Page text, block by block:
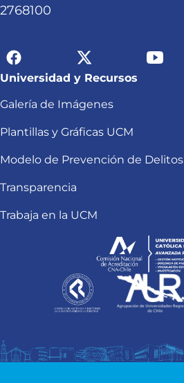
2768100
Universidad y Recursos
Galería de Imágenes
Plantillas y Gráficas UCM
Modelo de Prevención de Delitos
Transparencia
Trabaja en la UCM